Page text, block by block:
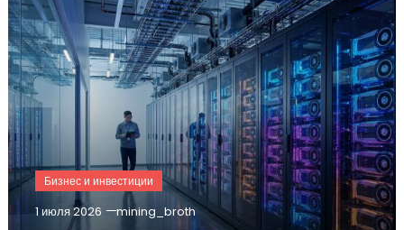
Бизнес и инвестиции
1 июля 2026 mining_broth